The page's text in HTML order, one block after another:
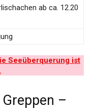
ab ca. 12.20
Seeüberquerung ist
–